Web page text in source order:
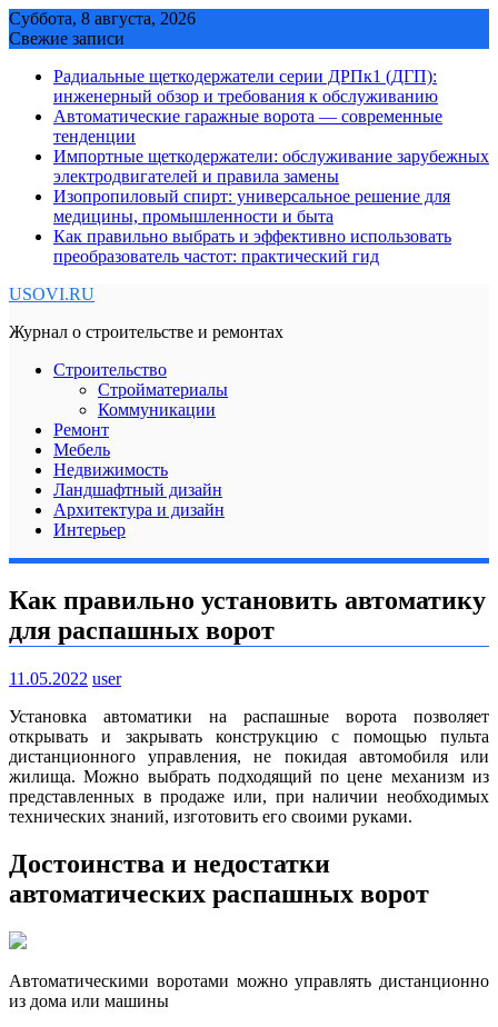
Skip
to
Суббота, 8 августа, 2026
Свежие записи
Радиальные щеткодержатели серии ДРПк1 (ДГП):
инженерный обзор и требования к обслуживанию
Автоматические гаражные ворота — современные
тенденции
Импортные щеткодержатели: обслуживание зарубежных
электродвигателей и правила замены
Изопропиловый спирт: универсальное решение для
медицины, промышленности и быта
Как правильно выбрать и эффективно использовать
преобразователь частот: практический гид
USOVI.RU
Журнал о строительстве и ремонтах
Строительство
Стройматериалы
Коммуникации
Ремонт
Мебель
Недвижимость
Ландшафтный дизайн
Архитектура и дизайн
Интерьер
Как правильно установить автоматику
для распашных ворот
11.05.2022 user
Установка автоматики на распашные ворота позволяет
открывать и закрывать конструкцию с помощью пульта
дистанционного управления, не покидая автомобиля или
жилища. Можно выбрать подходящий по цене механизм из
представленных в продаже или, при наличии необходимых
технических знаний, изготовить его своими руками.
Достоинства и недостатки
автоматических распашных ворот
Автоматическими воротами можно управлять дистанционно
из дома или машины